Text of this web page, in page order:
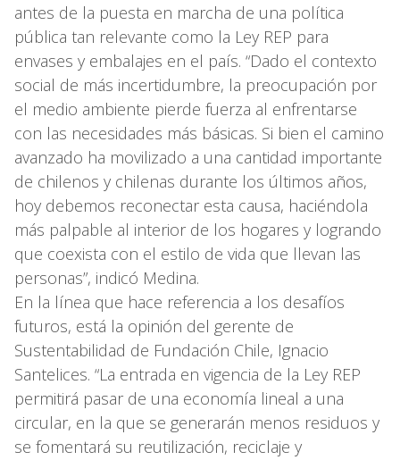
antes de la puesta en marcha de una política
pública tan relevante como la Ley REP para
envases y embalajes en el país. “Dado el contexto
social de más incertidumbre, la preocupación por
el medio ambiente pierde fuerza al enfrentarse
con las necesidades más básicas. Si bien el camino
avanzado ha movilizado a una cantidad importante
de chilenos y chilenas durante los últimos años,
hoy debemos reconectar esta causa, haciéndola
más palpable al interior de los hogares y logrando
que coexista con el estilo de vida que llevan las
personas”, indicó Medina.
En la línea que hace referencia a los desafíos
futuros, está la opinión del gerente de
Sustentabilidad de Fundación Chile, Ignacio
Santelices. “La entrada en vigencia de la Ley REP
permitirá pasar de una economía lineal a una
circular, en la que se generarán menos residuos y
se fomentará su reutilización, reciclaje y